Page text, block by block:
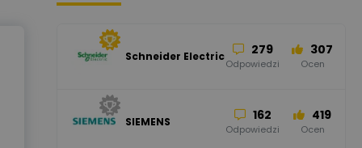
Schneider Electric 279
Odpowiedzi
307
Ocen
SIEMENS 162
Odpowiedzi
419
Ocen